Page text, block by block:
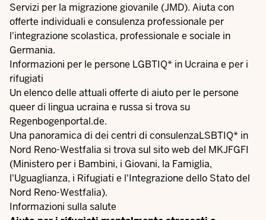
Servizi per la migrazione giovanile (JMD). Aiuta con
offerte individuali e consulenza professionale per
l'integrazione scolastica, professionale e sociale in
Germania.
Informazioni per le persone LGBTIQ* in Ucraina e per i
rifugiati
Unelencodelle attuali offerte di aiuto per le persone
queer di lingua ucraina e russa si trova su
Regenbogenportal.de.
Una panoramica di dei centri di consulenzaLSBTIQ* in
Nord Reno-Westfalia si trova sul sito web del MKJFGFI
(Ministero per i Bambini, i Giovani, la Famiglia,
l'Uguaglianza, i Rifugiati e l'Integrazione dello Stato del
Nord Reno-Westfalia).
Informazioni sulla salute